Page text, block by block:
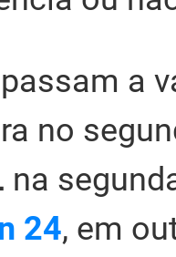
a
no
na
24, em